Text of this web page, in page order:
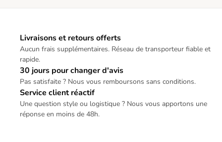
Livraisons et retours offerts
Aucun frais supplémentaires. Réseau de transporteur fiable et
rapide.
30 jours pour changer d'avis
Pas satisfaite ? Nous vous remboursons sans conditions.
Service client réactif
Une question style ou logistique ? Nous vous apportons une
réponse en moins de 48h.